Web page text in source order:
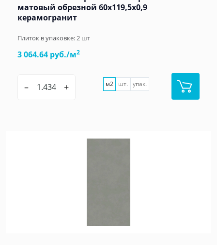
матовый обрезной 60х119,5x0,9
керамогранит
Плиток в упаковке:2 шт
3 064.64 руб./м2
– + м2 шт. упак.